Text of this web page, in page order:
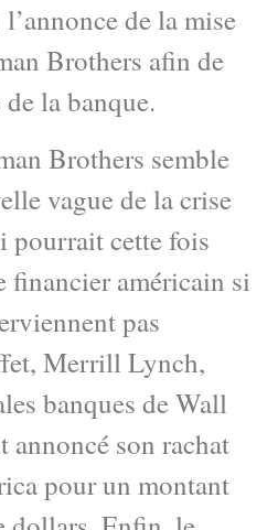
de la mise
Brothers afin de
la banque.
Brothers semble
vague de la crise
pourrait cette fois
financier américain si
pas
Merrill Lynch,
banques de Wall
annoncé son rachat
pour un montant